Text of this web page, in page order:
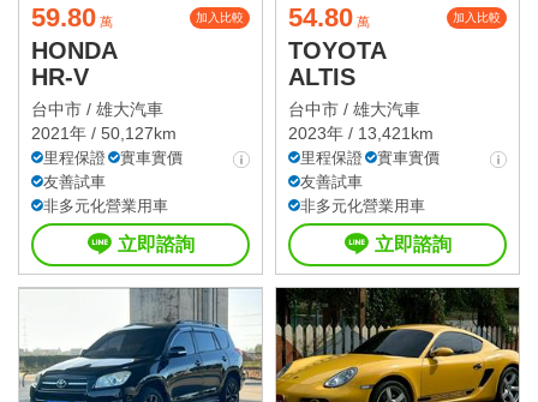
59.80 萬 加入比較
HONDA
HR-V
台中市 / 雄大汽車
2021年 / 50,127km
里程保證
實車實價
友善試車
非多元化營業用車
立即諮詢
54.80 萬 加入比較
TOYOTA
ALTIS
台中市 / 雄大汽車
2023年 / 13,421km
里程保證
實車實價
友善試車
非多元化營業用車
立即諮詢